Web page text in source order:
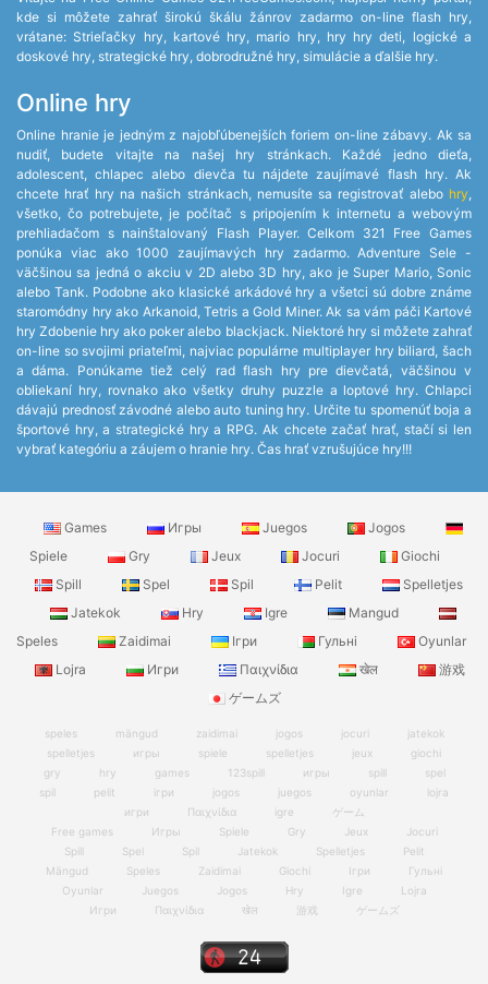
kde si môžete zahrať širokú škálu žánrov zadarmo on-line flash hry,
vrátane: Strieľačky hry, kartové hry, mario hry, hry hry deti, logické a
doskové hry, strategické hry, dobrodružné hry, simulácie a ďalšie hry.
Online hry
Online hranie je jedným z najobľúbenejších foriem on-line zábavy. Ak sa
nudiť, budete vitajte na našej hry stránkach. Každé jedno dieťa,
adolescent, chlapec alebo dievča tu nájdete zaujímavé flash hry. Ak
chcete hrať hry na našich stránkach, nemusíte sa registrovať alebo hry,
všetko, čo potrebujete, je počítač s pripojením k internetu a webovým
prehliadačom s nainštalovaný Flash Player. Celkom 321 Free Games
ponúka viac ako 1000 zaujímavých hry zadarmo. Adventure Sele -
väčšinou sa jedná o akciu v 2D alebo 3D hry, ako je Super Mario, Sonic
alebo Tank. Podobne ako klasické arkádové hry a všetci sú dobre známe
staromódny hry ako Arkanoid, Tetris a Gold Miner. Ak sa vám páči Kartové
hry Zdobenie hry ako poker alebo blackjack. Niektoré hry si môžete zahrať
on-line so svojimi priateľmi, najviac populárne multiplayer hry biliard, šach
a dáma. Ponúkame tiež celý rad flash hry pre dievčatá, väčšinou v
obliekaní hry, rovnako ako všetky druhy puzzle a loptové hry. Chlapci
dávajú prednosť závodné alebo auto tuning hry. Určite tu spomenúť boja a
športové hry, a strategické hry a RPG. Ak chcete začať hrať, stačí si len
vybrať kategóriu a záujem o hranie hry. Čas hrať vzrušujúce hry!!!
Games Игры Juegos
Jogos
Spiele
Gry Jeux Jocuri
Giochi
Spill
Spel Spil Pelit
Spelletjes
Jatekok
Hry Igre
Mangud
Speles
Zaidimai Ігри Гульні
Oyunlar
Lojra
Игри Παιχνίδια खेल
游戏
ゲームズ
speles mängud zaidimai jogos jocuri
jatekok
spelletjes
игры spiele spelletjes jeux
giochi
gry
hry games 123spill игры spill
spel
spil
pelit ігри jogos juegos oyunlar
lojra
игри
Παιχνίδια igre
ゲーム
Free games
Игры Spiele Gry Jeux
Jocuri
Spill
Spel Spil Jatekok Spelletjes
Pelit
Mängud
Speles Zaidimai Giochi Ігри
Гульні
Oyunlar
Juegos Jogos Hry Igre
Lojra
Игри
Παιχνίδια खेल 游戏 ゲームズ